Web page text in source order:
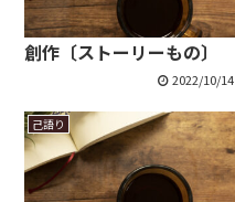
創作〔ストーリーもの〕
2022/10/14
己語り